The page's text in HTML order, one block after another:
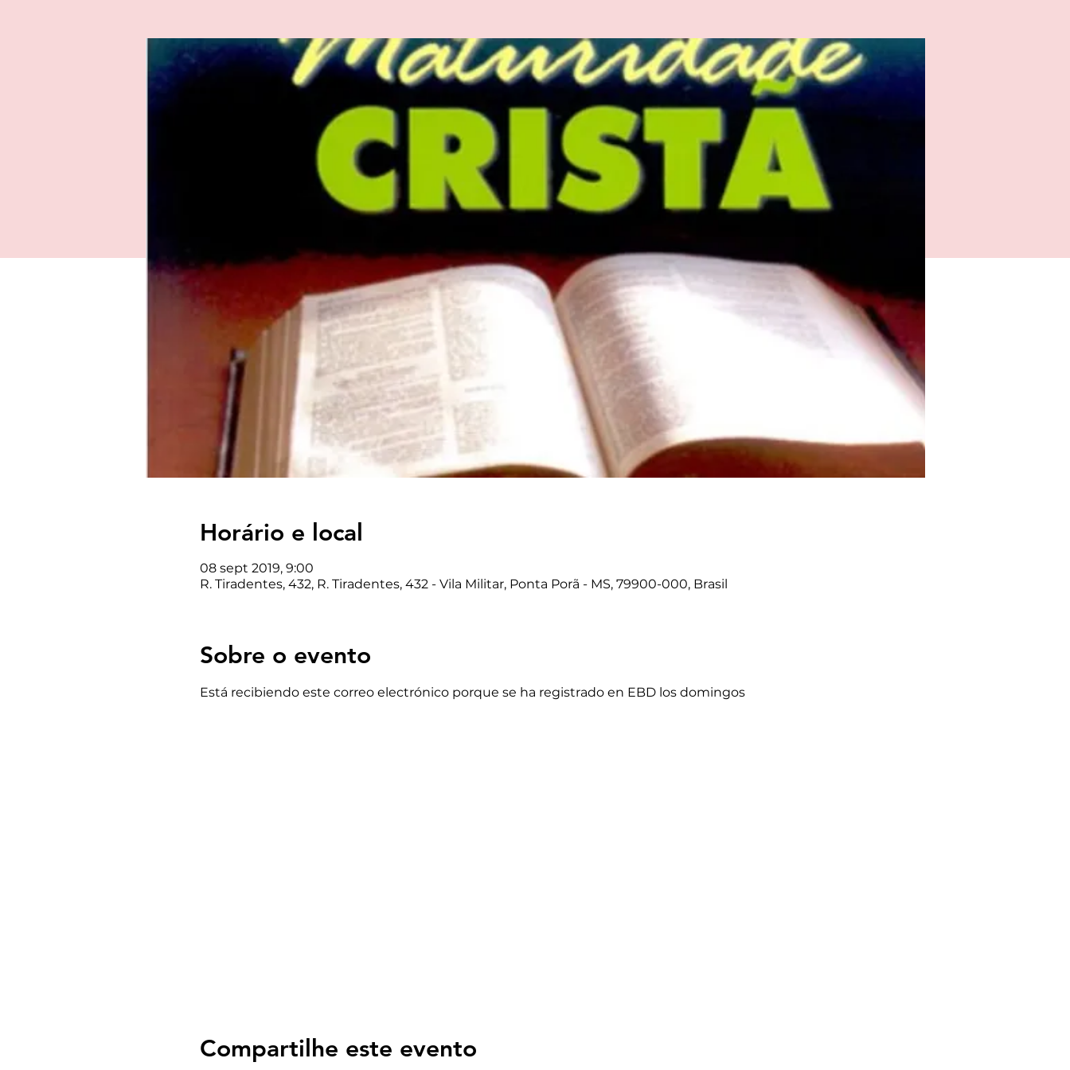
Horário e local
08 sept 2019, 9:00
R. Tiradentes, 432, R. Tiradentes, 432 - Vila Militar, Ponta Porã - MS, 79900-000, Brasil
Sobre o evento
Está recibiendo este correo electrónico porque se ha registrado en EBD los domingos
Compartilhe este evento